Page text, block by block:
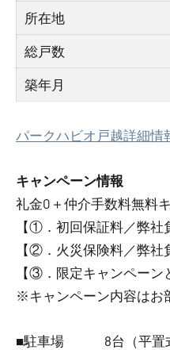
所在地
総戸数
築年月
パークハビオ戸越詳細情
キャンペーン情報
礼金0 ＋ 仲介手数料無料
【①．初回保証料／弊社
【②．火災保険料／弊社
【③．限定キャンペーン
※キャンペーン内容はお
■駐車場 8台（平置式